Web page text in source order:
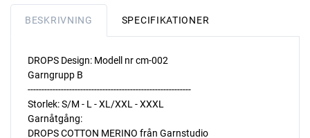
BESKRIVNING SPECIFIKATIONER
DROPS Design: Modell nr cm-002
Garngrupp B
-----------------------------------------------------------
Storlek: S/M - L - XL/XXL - XXXL
Garnåtgång:
DROPS COTTON MERINO från Garnstudio